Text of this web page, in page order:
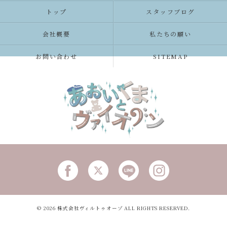
トップ スタッフブログ
会社概要 私たちの願い
お問い合わせ SITEMAP
© 2026 株式会社ヴィルトゥオーゾ ALL RIGHTS RESERVED.